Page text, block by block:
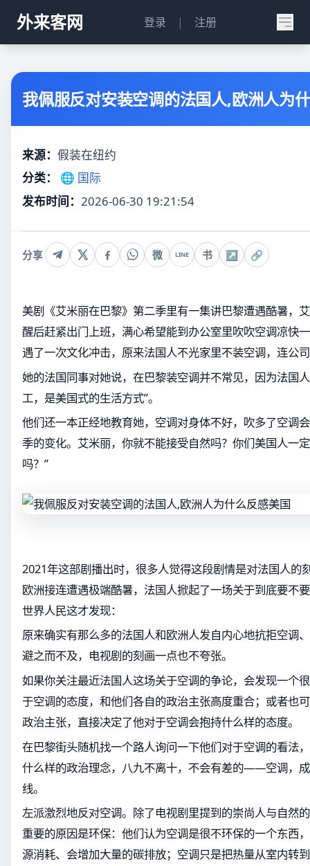
外来客网 登录 | 注册
我佩服反对安装空调的法国人,欧洲人为
来源： 假装在纽约
分类：
🌐 国际
发布时间： 2026-06-30 19:21:54
分享 微 LINE 书 ↗ 🔗
美剧《艾米丽在巴黎》第二季里有一集讲巴黎遭遇酷暑，
醒后赶紧出门上班，满心希望能到办公室里吹吹空调凉快
遇了一次文化冲击，原来法国人不光家里不装空调，连公
她的法国同事对她说，在巴黎装空调并不常见，因为法国
工，是美国式的生活方式”。
他们还一本正经地教育她，空调对身体不好，吹多了空调
季的变化。艾米丽，你就不能接受自然吗？你们美国人一
吗？”
2021年这部剧播出时，很多人觉得这段剧情是对法国人的
欧洲接连遭遇极端酷暑，法国人掀起了一场关于到底要不
世界人民这才发现：
原来确实有那么多的法国人和欧洲人发自内心地抗拒空调
避之而不及，电视剧的刻画一点也不夸张。
如果你关注最近法国人这场关于空调的争论，会发现一个
于空调的态度，和他们各自的政治主张高度重合；或者也
政治主张，直接决定了他对于空调会抱持什么样的态度。
在巴黎街头随机找一个路人询问一下他们对于空调的看法
什么样的政治理念，八九不离十，不会有差的——空调，
线。
左派激烈地反对空调。除了电视剧里提到的崇尚人与自然
重要的原因是环保：他们认为空调是很不环保的一个东西
源消耗、会增加大量的碳排放；空调只是把热量从室内转